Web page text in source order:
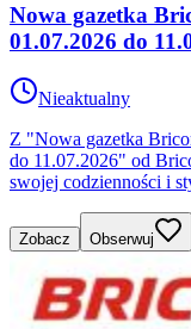
Nowa gazetka
01.07.2026 do
Nieaktualny
Z "Nowa gazetka
do 11.07.2026" od
swojej codzienności i
Zobacz Obserwuj